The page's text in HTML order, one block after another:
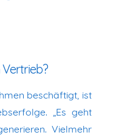
beschäftigt, ist
„Es geht
Vielmehr